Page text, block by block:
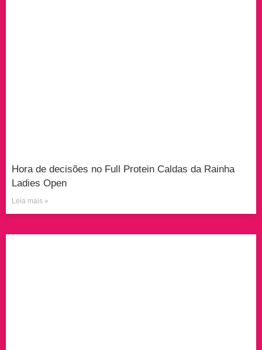
Hora de decisões no Full Protein Caldas da Rainha
Ladies Open
Leia mais »